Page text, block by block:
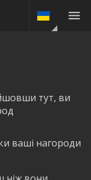
тут, ви
ваші нагороди